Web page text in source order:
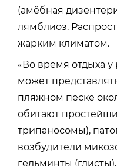
(амёбная
лямблиоз.
жарким климатом.
«Во время отдыха у
может
пляжном песке
обитают
трипаносомы),
возбудители
гельминты